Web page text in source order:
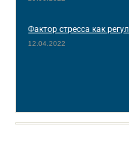
Фактор стресса как
12.04.2022